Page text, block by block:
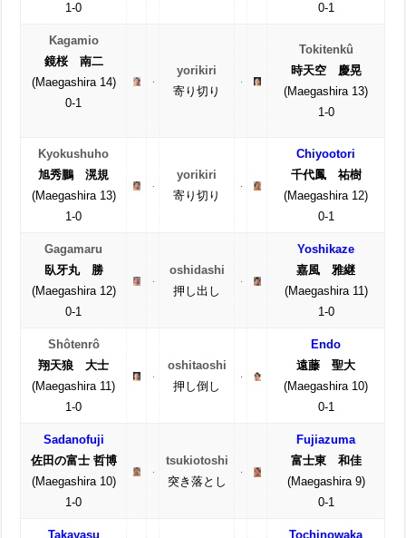
1-0
0-1
Kagamio
鏡桜 南二
(Maegashira 14)
0-1
yorikiri
寄り切り
Tokitenkû
時天空 慶晃
(Maegashira 13)
1-0
Kyokushuho
旭秀鵬 滉規
(Maegashira 13)
1-0
yorikiri
寄り切り
Chiyootori
千代鳳 祐樹
(Maegashira 12)
0-1
Gagamaru
臥牙丸 勝
(Maegashira 12)
0-1
oshidashi
押し出し
Yoshikaze
嘉風 雅継
(Maegashira 11)
1-0
Shôtenrô
翔天狼 大士
(Maegashira 11)
1-0
oshitaoshi
押し倒し
Endo
遠藤 聖大
(Maegashira 10)
0-1
Sadanofuji
佐田の富士 哲博
(Maegashira 10)
1-0
tsukiotoshi
突き落とし
Fujiazuma
富士東 和佳
(Maegashira 9)
0-1
Takayasu Tochinowaka